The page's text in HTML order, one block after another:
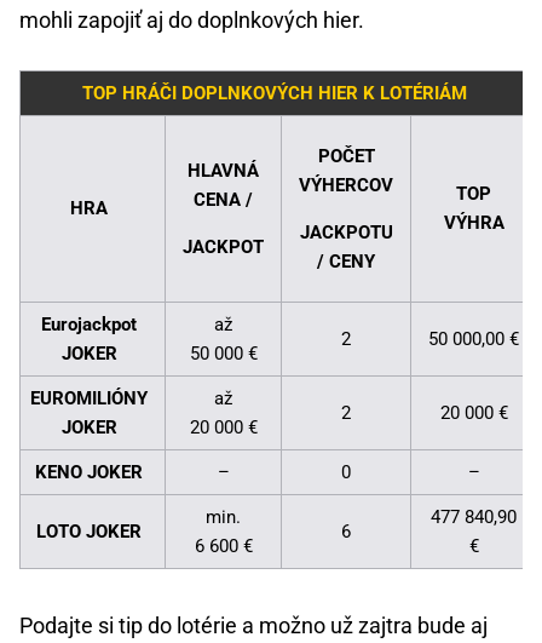
mohli zapojiť aj do doplnkových hier.
TOP HRÁČI DOPLNKOVÝCH HIER K LOTÉRIÁM
HRA
HLAVNÁ
CENA /
JACKPOT
POČET
VÝHERCOV
JACKPOTU
/ CENY
TOP
VÝHRA
Eurojackpot
JOKER
až
50 000 €
2 50 000,00 €
EUROMILIÓNY
JOKER
až
20 000 €
2 20 000 €
KENO JOKER – 0 –
LOTO JOKER
min.
6 600 €
6
477 840,90
€
Podajte si tip do lotérie a možno už zajtra bude aj